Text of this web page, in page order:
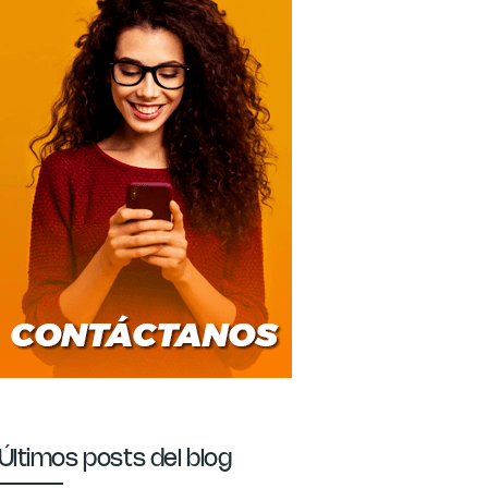
posts del blog